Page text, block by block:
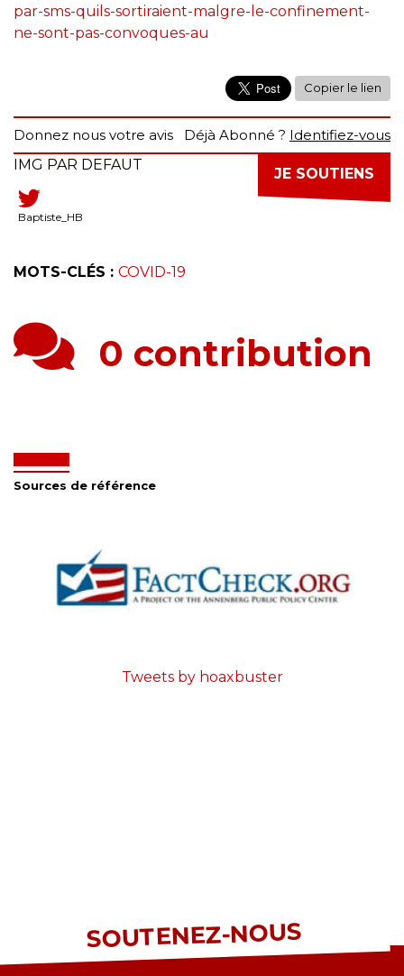
par-sms-quils-sortiraient-malgre-le-confinement-
ne-sont-pas-convoques-au
Copier le lien
Donnez nous votre avis Déjà Abonné ? Identifiez-vous
JE SOUTIENS
IMG PAR DEFAUT
Baptiste_HB
MOTS-CLÉS : COVID-19
0 contribution
Sources de référence
Tweets by hoaxbuster
SOUTENEZ-NOUS